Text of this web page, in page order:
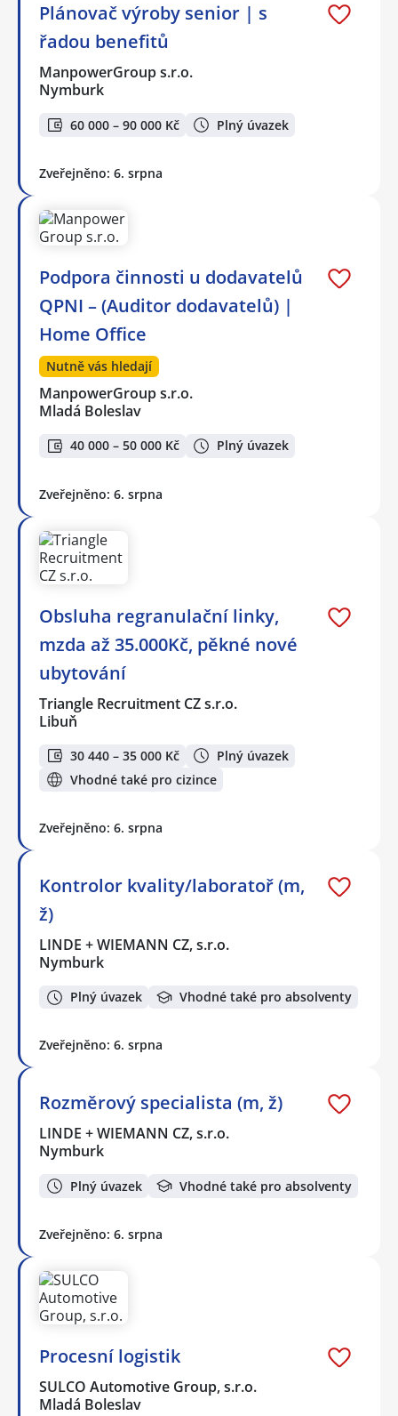
Plánovač výroby senior | s
řadou benefitů
ManpowerGroup s.r.o.
Nymburk
60 000 – 90 000 Kč Plný úvazek
Zveřejněno: 6. srpna
Podpora činnosti u dodavatelů
QPNI – (Auditor dodavatelů) |
Home Office
Nutně vás hledají
ManpowerGroup s.r.o.
Mladá Boleslav
40 000 – 50 000 Kč Plný úvazek
Zveřejněno: 6. srpna
Obsluha regranulační linky,
mzda až 35.000Kč, pěkné nové
ubytování
Triangle Recruitment CZ s.r.o.
Libuň
30 440 – 35 000 Kč
Plný úvazek
Vhodné také pro cizince
Zveřejněno: 6. srpna
Kontrolor kvality/laboratoř (m,
ž)
LINDE + WIEMANN CZ, s.r.o.
Nymburk
Plný úvazek Vhodné také pro absolventy
Zveřejněno: 6. srpna
Rozměrový specialista (m, ž)
LINDE + WIEMANN CZ, s.r.o.
Nymburk
Plný úvazek Vhodné také pro absolventy
Zveřejněno: 6. srpna
Procesní logistik
SULCO Automotive Group, s.r.o.
Mladá Boleslav